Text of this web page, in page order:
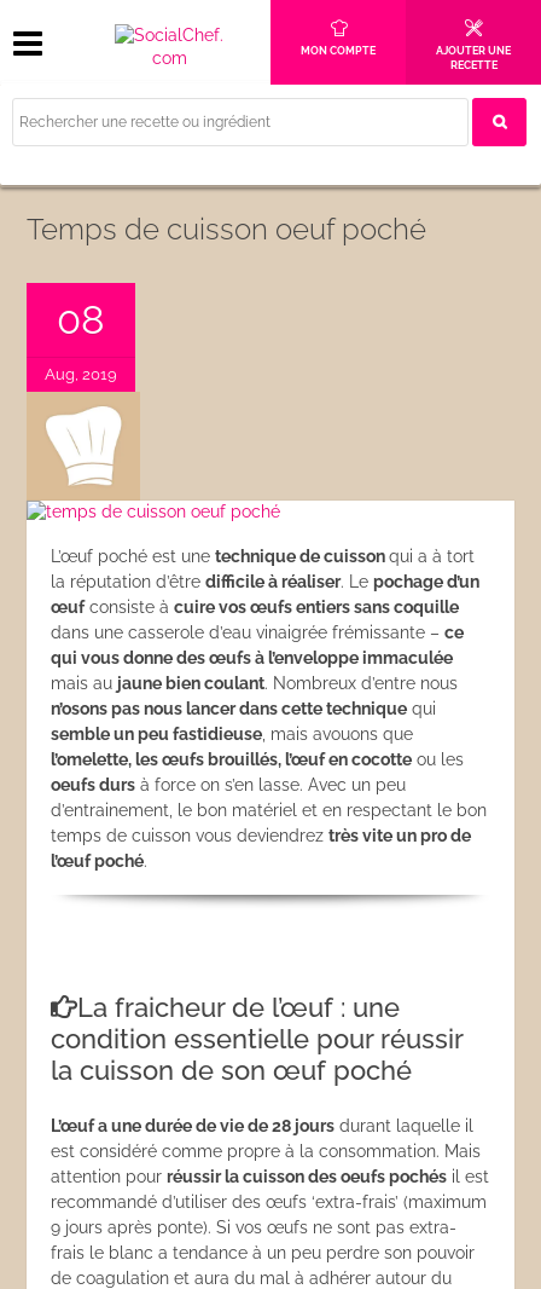
MON COMPTE
AJOUTER UNE
RECETTE
Temps de cuisson oeuf poché
08
Aug, 2019
L’œuf poché est unetechnique de cuissonqui a à tort
la réputation d’êtredifficile à réaliser. Lepochage d’un
œufconsiste àcuire vos œufs entiers sans coquille
dans une casserole d’eau vinaigrée frémissante –ce
qui vous donne des œufs à l’enveloppe immaculée
mais au jaune bien coulant. Nombreux d’entre nous
n’osons pas nous lancer dans cette technique qui
semble un peu fastidieuse , mais avouons que
l’omelette, les œufs brouillés, l’œuf en cocotte ou les
oeufs durs à force on s’en lasse. Avec un peu
d’entrainement, le bon matériel et en respectant le bon
temps de cuisson vous deviendreztrès vite un pro de
l’œuf poché.
La fraicheur de l’œuf : une
condition essentielle pour réussir
la cuisson de son œuf poché
L’œuf a une durée de vie de 28 jours durant laquelle il
est considéré comme propre à la consommation. Mais
attention pourréussir la cuisson des oeufs pochés il est
recommandé d’utiliser des œufs ‘extra-frais’ (maximum
9 jours après ponte). Si vos œufs ne sont pas extra-
frais le blanc a tendance à un peu perdre son pouvoir
de coagulation et aura du mal à adhérer autour du